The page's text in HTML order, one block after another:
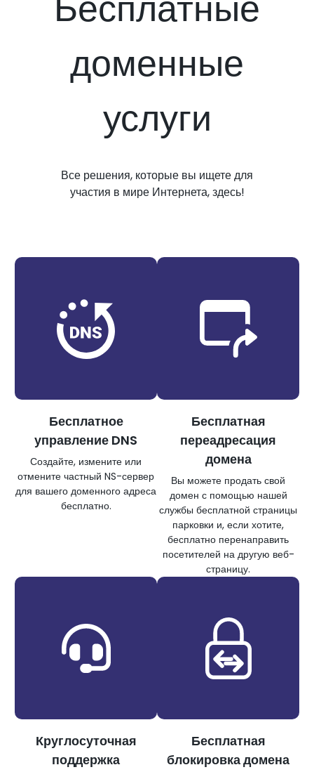
доменные
услуги
Все решения, которые вы ищете для
участия в мире Интернета, здесь!
Бесплатное
управление DNS
Создайте, измените или
отмените частный NS-сервер
для вашего доменного адреса
бесплатно.
Бесплатная
переадресация
домена
Вы можете продать свой
домен с помощью нашей
службы бесплатной страницы
парковки и, если хотите,
бесплатно перенаправить
посетителей на другую веб-
страницу.
Круглосуточная
поддержка
Бесплатная
блокировка домена